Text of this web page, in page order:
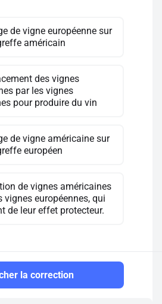
de vigne européenne sur
américain
des vignes
par les vignes
pour produire du vin
de vigne américaine sur
européen
de vignes américaines
vignes européennes, qui
de leur effet protecteur.
la correction